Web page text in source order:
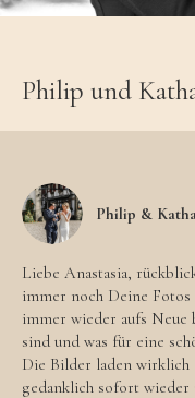
Philip und
Philip &
Liebe Anastasia,
immer noch Deine
immer wieder aufs
sind und was für eine
Die Bilder laden wirklich
gedanklich sofort